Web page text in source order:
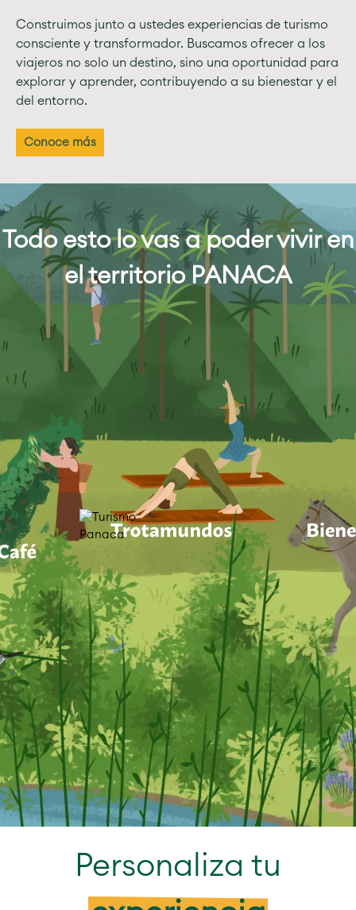
Construimos junto a ustedes experiencias de turismo
consciente y transformador. Buscamos ofrecer a los
viajeros no solo un destino, sino una oportunidad para
explorar y aprender, contribuyendo a su bienestar y el
del entorno.
Conoce más
Todo esto lo vas a poder vivir en
el territorio PANACA
Personaliza tu